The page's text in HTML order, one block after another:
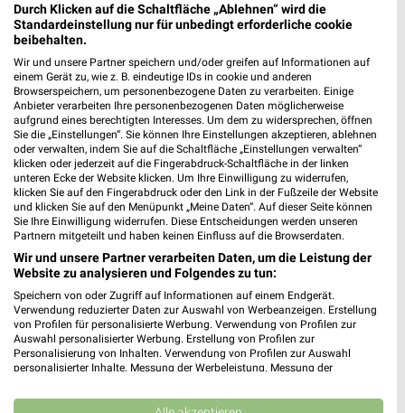
OBST & GEMÜSE KAFFEE WEIN KÄSE
Jetzt alle "Obst & Gemüse" Themen entdecken!
Durch Klicken auf die Schaltfläche „Ablehnen“ wird die
Standardeinstellung nur für unbedingt erforderliche cookie
beibehalten.
Wir und unsere Partner speichern und/oder greifen auf Informationen auf
einem Gerät zu, wie z. B. eindeutige IDs in cookie und anderen
Browserspeichern, um personenbezogene Daten zu verarbeiten. Einige
Anbieter verarbeiten Ihre personenbezogenen Daten möglicherweise
aufgrund eines berechtigten Interesses. Um dem zu widersprechen, öffnen
Sie die „Einstellungen“. Sie können Ihre Einstellungen akzeptieren, ablehnen
oder verwalten, indem Sie auf die Schaltfläche „Einstellungen verwalten“
klicken oder jederzeit auf die Fingerabdruck-Schaltfläche in der linken
unteren Ecke der Website klicken. Um Ihre Einwilligung zu widerrufen,
klicken Sie auf den Fingerabdruck oder den Link in der Fußzeile der Website
und klicken Sie auf den Menüpunkt „Meine Daten“. Auf dieser Seite können
Sie Ihre Einwilligung widerrufen. Diese Entscheidungen werden unseren
Partnern mitgeteilt und haben keinen Einfluss auf die Browserdaten.
Wir und unsere Partner verarbeiten Daten, um die Leistung der
Website zu analysieren und Folgendes zu tun:
Speichern von oder Zugriff auf Informationen auf einem Endgerät.
Verwendung reduzierter Daten zur Auswahl von Werbeanzeigen. Erstellung
von Profilen für personalisierte Werbung. Verwendung von Profilen zur
Auswahl personalisierter Werbung. Erstellung von Profilen zur
Personalisierung von Inhalten. Verwendung von Profilen zur Auswahl
personalisierter Inhalte. Messung der Werbeleistung. Messung der
Kombinationen von Daten aus verschiedenen Quellen. Entwicklung und